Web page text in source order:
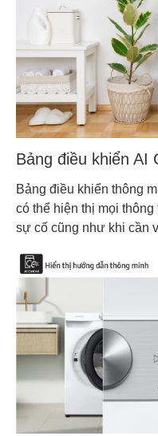
Bảng điều khiển AI
Bảng điều khiển thông
có thể hiện thị mọi
sự cố cũng như khi cần